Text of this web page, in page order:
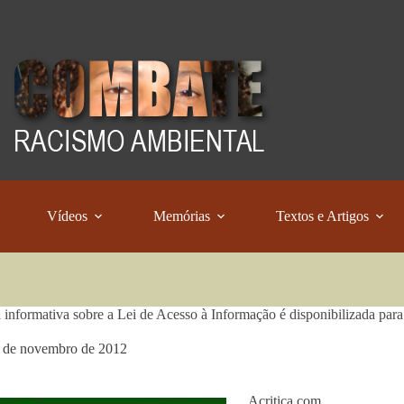
Vídeos Memórias Textos e Artigos
informativa sobre a Lei de Acesso à Informação é disponibilizada
de novembro de 2012
Acritica.com